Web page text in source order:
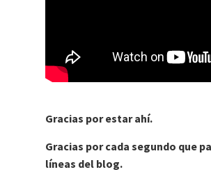
Gracias por estar ahí.
Gracias por cada segundo que
líneas del blog.